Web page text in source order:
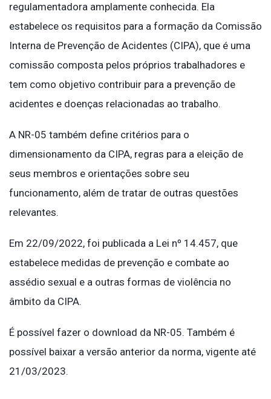
regulamentadora amplamente conhecida. Ela
estabelece os requisitos para a formação da Comissão
Interna de Prevenção de Acidentes (CIPA), que é uma
comissão composta pelos próprios trabalhadores e
tem como objetivo contribuir para a prevenção de
acidentes e doenças relacionadas ao trabalho.
A NR-05 também define critérios para o
dimensionamento da CIPA, regras para a eleição de
seus membros e orientações sobre seu
funcionamento, além de tratar de outras questões
relevantes.
Em 22/09/2022, foi publicada a Lei nº 14.457, que
estabelece medidas de prevenção e combate ao
assédio sexual e a outras formas de violência no
âmbito da CIPA.
É possível fazer o download da NR-05. Também é
possível baixar a versão anterior da norma, vigente até
21/03/2023.